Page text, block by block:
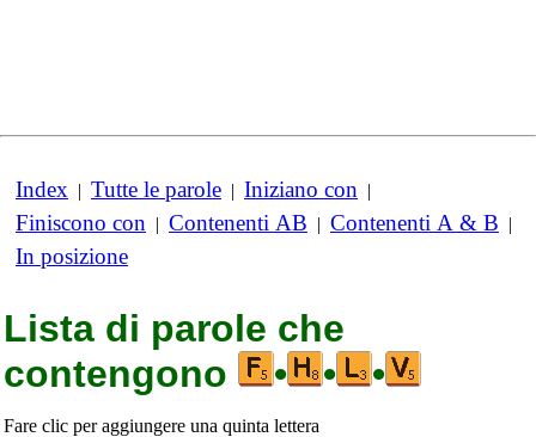
Index | Tutte le parole | Iniziano con |
Finiscono con | Contenenti AB | Contenenti A & B |
In posizione
Lista di parole che
contengono
• • •
Fare clic per aggiungere una quinta lettera